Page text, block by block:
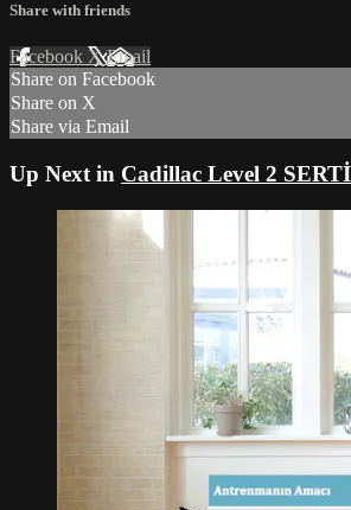
Share with friends
Facebook XEmail
Share on Facebook
Share on X
Share via Email
Up Next in Cadillac Level 2